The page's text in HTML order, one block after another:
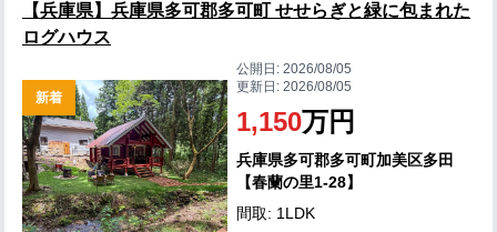
【兵庫県】兵庫県多可郡多可町 せせらぎと緑に包まれた
ログハウス
新着
公開日:2026/08/05
更新日:2026/08/05
1,150万円
兵庫県多可郡多可町加美区多田
【春蘭の里1-28】
間取: 1LDK